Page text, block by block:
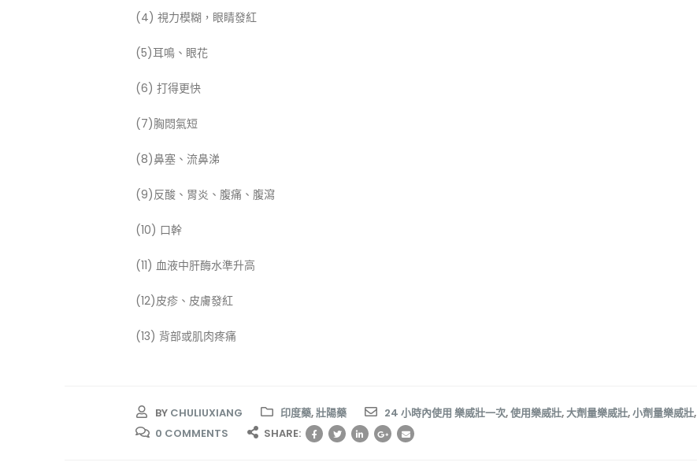
(4) 視力模糊，眼睛發紅
(5)耳鳴、眼花
(6) 打得更快
(7)胸悶氣短
(8)鼻塞、流鼻涕
(9)反酸、胃炎、腹痛、腹瀉
(10) 口幹
(11) 血液中肝酶水準升高
(12)皮疹、皮膚發紅
(13) 背部或肌肉疼痛
BY CHULIUXIANG 印度藥,壯陽藥 24 小時內使用 樂威壯一次,使用樂威壯,大劑量樂威壯,小劑量樂威壯,
0 COMMENTS
SHARE: